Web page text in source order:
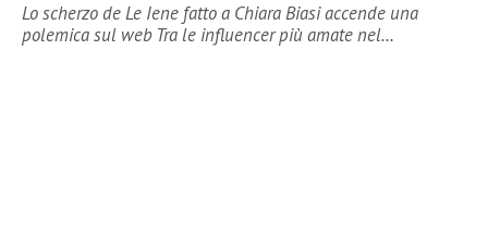
Lo scherzo de Le Iene fatto a Chiara Biasi accende una
polemica sul web Tra le influencer più amate nel…